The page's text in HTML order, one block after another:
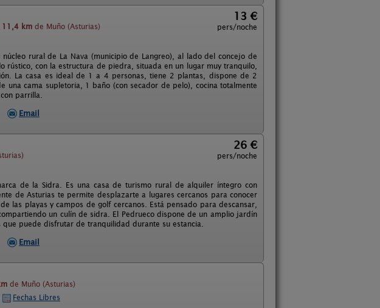
11,4 km de Muño (Asturias)
13 €
pers/noche
rural de La Nava (municipio de Langreo), al lado del concejo de
rústico, con la estructura de piedra, situada en un lugar muy tranquilo,
La casa es ideal de 1 a 4 personas, tiene 2 plantas, dispone de 2
una cama supletoria, 1 baño (con secador de pelo), cocina totalmente
parrilla.
Email
26 €
pers/noche
de la Sidra. Es una casa de turismo rural de alquiler íntegro con
de Asturias te permite desplazarte a lugares cercanos para conocer
las playas y campos de golf cercanos. Está pensado para descansar,
un culín de sidra. El Pedrueco dispone de un amplio jardín
puede disfrutar de tranquilidad durante su estancia.
Email
de Muño (Asturias)
Fechas Libres